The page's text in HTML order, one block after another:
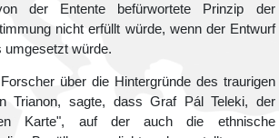
der Entente befürwortete Prinzip der
nicht erfüllt würde, wenn der Entwurf
umgesetzt würde.
über die Hintergründe des traurigen
Trianon, sagte, dass Graf Pál Teleki, der
Karte", auf der auch die ethnische